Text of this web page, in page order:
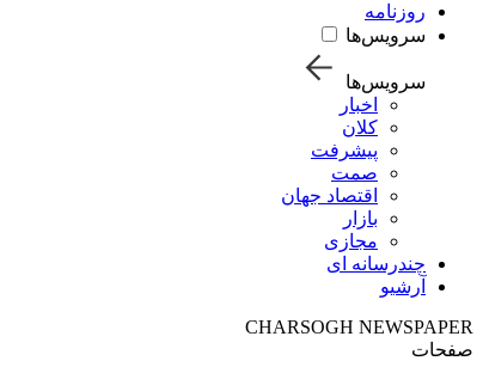
روزنامه
سرویس‌ها
سرویس‌ها
اخبار
کلان
پیشرفت
صمت
اقتصاد جهان
بازار
مجازی
چندرسانه ای
آرشیو
CHARSOGH NEWSPAPER
صفحات